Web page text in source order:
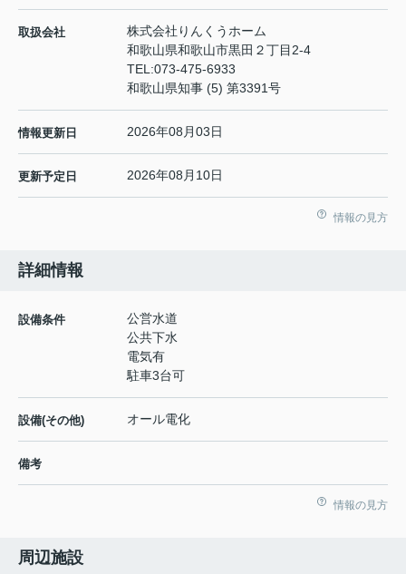
取扱会社
株式会社りんくうホーム
和歌山県和歌山市黒田２丁目2-4
TEL:073-475-6933
和歌山県知事 (5) 第3391号
情報更新日 2026年08月03日
更新予定日 2026年08月10日
情報の見方
詳細情報
設備条件
公営水道
公共下水
電気有
駐車3台可
設備(その他) オール電化
備考
情報の見方
周辺施設